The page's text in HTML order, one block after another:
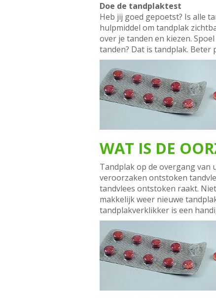
Doe de tandplaktest
Heb jij goed gepoetst? Is alle
hulpmiddel om tandplak
over je tanden en kiezen.
tanden? Dat is tandplak. Beter
WAT IS DE
Tandplak op de overgang van
veroorzaken ontstoken
tandvlees ontstoken raakt.
makkelijk weer nieuwe
tandplakverklikker is een